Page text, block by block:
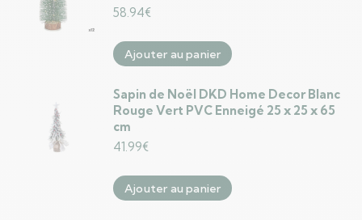
58.94€
Ajouter au panier
Sapin de Noël DKD Home Decor Blanc
Rouge Vert PVC Enneigé 25 x 25 x 65
cm
41.99€
Ajouter au panier